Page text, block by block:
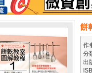
餅
作
分
出